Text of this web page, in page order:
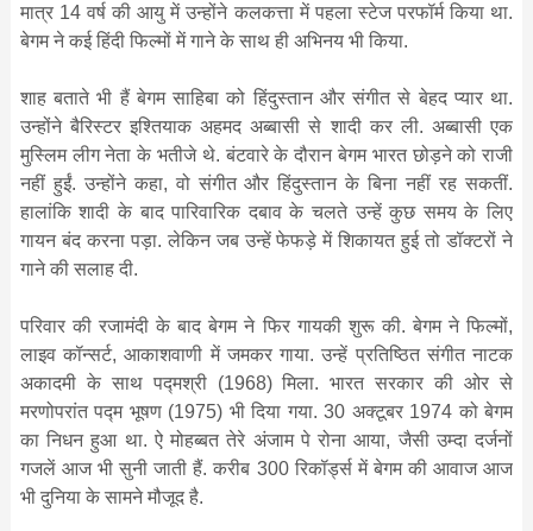
मात्र 14 वर्ष की आयु में उन्होंने कलकत्ता में पहला स्टेज परफॉर्म किया था.
बेगम ने कई हिंदी फिल्मों में गाने के साथ ही अभिनय भी किया.
शाह बताते भी हैं बेगम साहिबा को हिंदुस्तान और संगीत से बेहद प्यार था.
उन्होंने बैरिस्टर इश्तियाक अहमद अब्बासी से शादी कर ली. अब्बासी एक
मुस्लिम लीग नेता के भतीजे थे. बंटवारे के दौरान बेगम भारत छोड़ने को राजी
नहीं हुईं. उन्होंने कहा, वो संगीत और हिंदुस्तान के बिना नहीं रह सकतीं.
हालांकि शादी के बाद पारिवारिक दबाव के चलते उन्हें कुछ समय के लिए
गायन बंद करना पड़ा. लेकिन जब उन्हें फेफड़े में शिकायत हुई तो डॉक्टरों ने
गाने की सलाह दी.
परिवार की रजामंदी के बाद बेगम ने फिर गायकी शुरू की. बेगम ने फिल्मों,
लाइव कॉन्सर्ट, आकाशवाणी में जमकर गाया. उन्हें प्रतिष्ठित संगीत नाटक
अकादमी के साथ पद्मश्री (1968) मिला. भारत सरकार की ओर से
मरणोपरांत पद्म भूषण (1975) भी दिया गया. 30 अक्टूबर 1974 को बेगम
का निधन हुआ था. ऐ मोहब्बत तेरे अंजाम पे रोना आया, जैसी उम्दा दर्जनों
गजलें आज भी सुनी जाती हैं. करीब 300 रिकॉर्ड्स में बेगम की आवाज आज
भी दुनिया के सामने मौजूद है.